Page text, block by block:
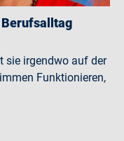
Berufsalltag
sie irgendwo auf der
Funktionieren,